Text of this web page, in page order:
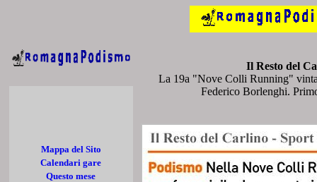
Il Resto del
La 19a "Nove Colli Running" vinta
Federico Borlenghi.
Mappa del Sito
Calendari gare
Questo mese